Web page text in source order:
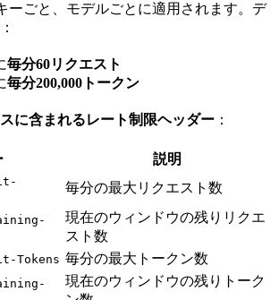
ーごと、モデルごとに適用されます。デ
毎分60リクエスト
毎分200,000トークン
に含まれるレート制限ヘッダー ：
説明
毎分の最大リクエスト数
現在のウィンドウの残りリクエ
スト数
Tokens 毎分の最大トークン数
現在のウィンドウの残りトーク